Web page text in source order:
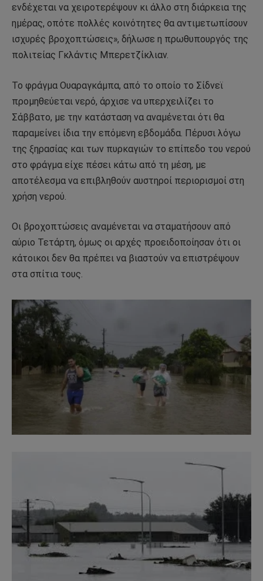
ενδέχεται να χειροτερέψουν κι άλλο στη διάρκεια της
ημέρας, οπότε πολλές κοινότητες θα αντιμετωπίσουν
ισχυρές βροχοπτώσεις», δήλωσε η πρωθυπουργός της
πολιτείας Γκλάντις Μπερετζίκλιαν.
Το φράγμα Ουαραγκάμπα, από το οποίο το Σίδνεϊ
προμηθεύεται νερό, άρχισε να υπερχειλίζει το
Σάββατο, με την κατάσταση να αναμένεται ότι θα
παραμείνει ίδια την επόμενη εβδομάδα. Πέρυσι λόγω
της ξηρασίας και των πυρκαγιών το επίπεδο του νερού
στο φράγμα είχε πέσει κάτω από τη μέση, με
αποτέλεσμα να επιβληθούν αυστηροί περιορισμοί στη
χρήση νερού.
Οι βροχοπτώσεις αναμένεται να σταματήσουν από
αύριο Τετάρτη, όμως οι αρχές προειδοποίησαν ότι οι
κάτοικοι δεν θα πρέπει να βιαστούν να επιστρέψουν
στα σπίτια τους.